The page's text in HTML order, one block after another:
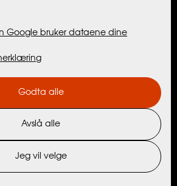
Google bruker dataene dine
Avslå alle
Jeg vil velge
Godta alle
Maribell